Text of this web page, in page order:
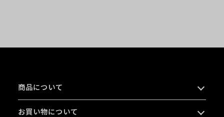
商品について
お買い物について